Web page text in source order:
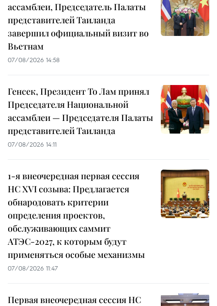
ассамблеи, Председатель Палаты
представителей Таиланда
завершил официальный визит во
Вьетнам
07/08/2026 14:58
Генсек, Президент То Лам принял
Председателя Национальной
ассамблеи — Председателя Палаты
представителей Таиланда
07/08/2026 14:11
1-я внеочередная первая сессия
НС XVI созыва: Предлагается
обнародовать критерии
определения проектов,
обслуживающих саммит
АТЭС-2027, к которым будут
применяться особые механизмы
07/08/2026 11:47
Первая внеочередная сессия НС